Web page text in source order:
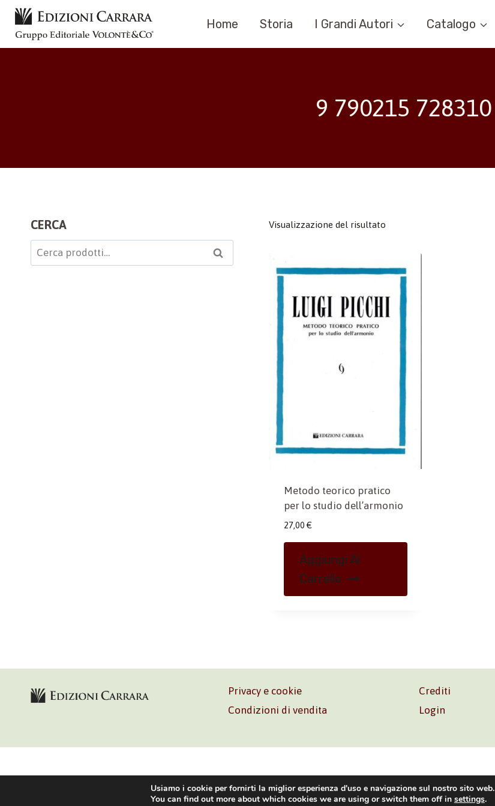
Salta
contenuto
Home Storia I Grandi Autori Catalogo
9 790215 728310
Visualizzazione del risultato
Metodo teorico pratico
per lo studio dell’armonio
27,00 €
Aggiungi Al
Carrello
CERCA
Cerca: Cerca
Privacy e cookie
Condizioni di vendita
Crediti
Login
Usiamo i cookie per fornirti la miglior esperienza d'uso e navigazione sul nostro sito web.
You can find out more about which cookies we are using or switch them off in settings.